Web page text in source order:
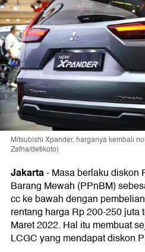
Mitsubishi Xpander, harganya kembali
Zafna/detikoto)
Jakarta-Masa berlaku diskon
Barang Mewah (PPnBM)
cc ke bawah dengan
rentang harga Rp 200-250 juta
Maret 2022. Hal itu membuat
LCGC yang mendapat diskon